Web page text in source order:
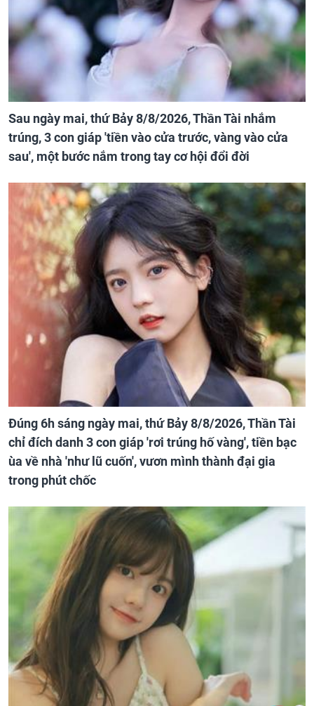
Sau ngày mai, thứ Bảy 8/8/2026, Thần Tài nhắm
trúng, 3 con giáp 'tiền vào cửa trước, vàng vào cửa
sau', một bước nắm trong tay cơ hội đổi đời
Đúng 6h sáng ngày mai, thứ Bảy 8/8/2026, Thần Tài
chỉ đích danh 3 con giáp 'rơi trúng hố vàng', tiền bạc
ùa về nhà 'như lũ cuốn', vươn mình thành đại gia
trong phút chốc